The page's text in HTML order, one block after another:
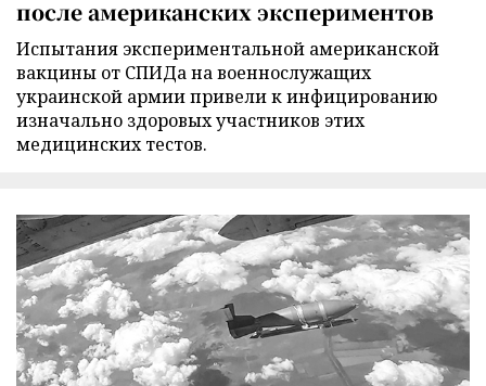
после американских экспериментов
Испытания экспериментальной американской
вакцины от СПИДа на военнослужащих
украинской армии привели к инфицированию
изначально здоровых участников этих
медицинских тестов.